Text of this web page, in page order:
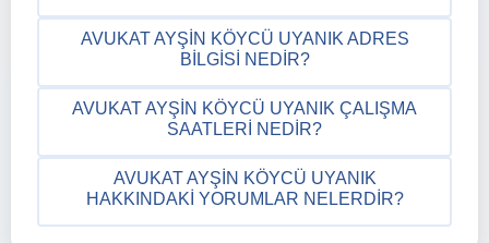
AVUKAT AYŞIN KÖYCÜ UYANIK ADRES
BILGISI NEDIR?
AVUKAT AYŞIN KÖYCÜ UYANIK ÇALIŞMA
SAATLERI NEDIR?
AVUKAT AYŞIN KÖYCÜ UYANIK
HAKKINDAKI YORUMLAR NELERDIR?